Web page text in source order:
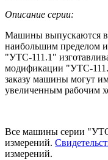
Описание серии:
Машины выпускаются
наибольшим пределом
"УТС-111.1"
модификации "УТС-
заказу машины могут
увеличенным рабочим
Все машины серии "УТС
измерений.
измерений.